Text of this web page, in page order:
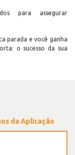
para assegurar
parada e você ganha
o sucesso da sua
da Aplicação